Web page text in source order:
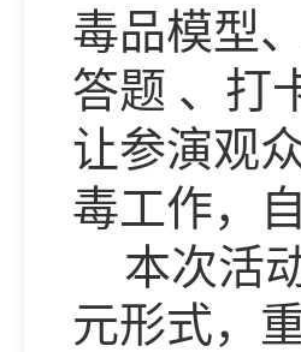
毒品模型、
答题 、打
让参演观
毒工作，
本次活
元形式，